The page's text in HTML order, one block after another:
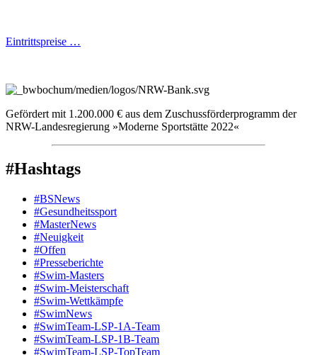
Eintrittspreise …
Gefördert mit 1.200.000 € aus dem Zuschussförderprogramm der
NRW-Landesregierung »Moderne Sportstätte 2022«
#Hashtags
#BSNews
#Gesundheitssport
#MasterNews
#Neuigkeit
#Offen
#Presse­berichte
#Swim-Masters
#Swim-Meister­schaft
#Swim-Wett­kämpfe
#SwimNews
#SwimTeam-LSP-1A-Team
#SwimTeam-LSP-1B-Team
#SwimTeam-LSP-TopTeam